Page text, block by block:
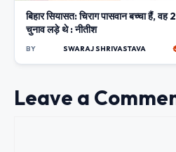
बिहार सियासत: चिराग पासवान बच्चा हैं,
चुनाव लड़े थे : नीतीश
BY SWARAJ SHRIVASTAVA
Leave a